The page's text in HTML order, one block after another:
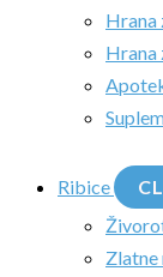
Hrana
Hrana
Ribice